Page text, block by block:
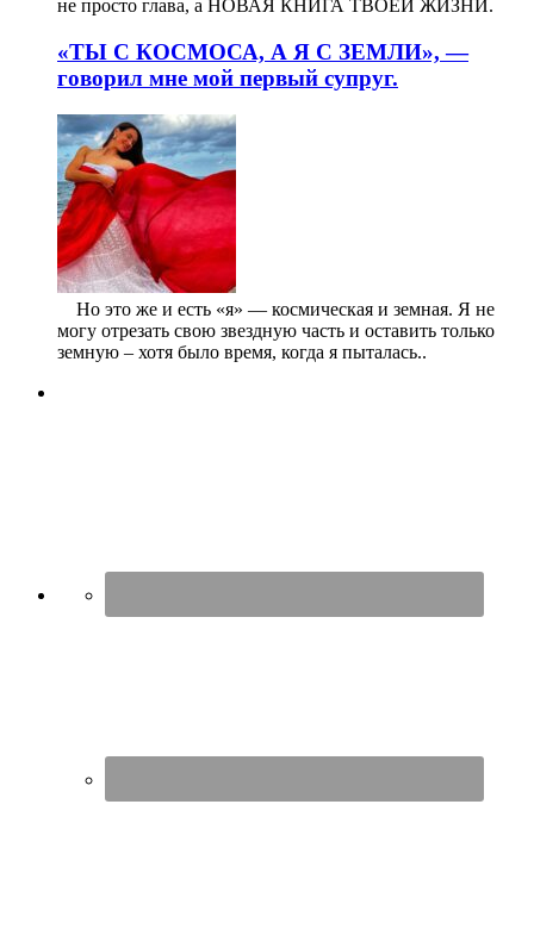
не просто глава, а НОВАЯ КНИГА ТВОЕЙ ЖИЗНИ.
«ТЫ С КОСМОСА, А Я С ЗЕМЛИ», —
говорил мне мой первый супруг.
⠀ Но это же и есть «я» — космическая и земная. Я не
могу отрезать свою звездную часть и оставить только
земную – хотя было время, когда я пыталась..